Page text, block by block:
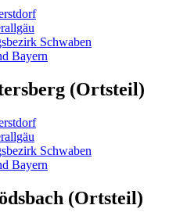
Schwaben
Bayern
(Ortsteil)
Schwaben
Bayern
(Ortsteil)